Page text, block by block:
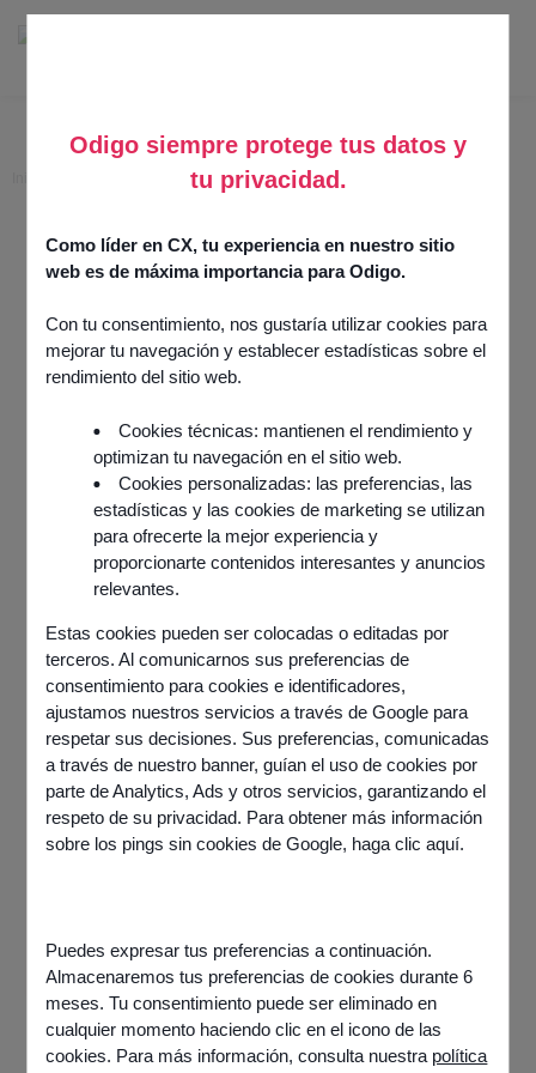
Odigo siempre protege tus datos y
tu privacidad.
Como líder en CX, tu experiencia en nuestro sitio
web es de máxima importancia para Odigo.
Con tu consentimiento, nos gustaría utilizar cookies para
mejorar tu navegación y establecer estadísticas sobre el
rendimiento del sitio web.
Cookies técnicas: mantienen el rendimiento y
optimizan tu navegación en el sitio web.
Cookies personalizadas: las preferencias, las
estadísticas y las cookies de marketing se utilizan
para ofrecerte la mejor experiencia y
proporcionarte contenidos interesantes y anuncios
relevantes.
Estas cookies pueden ser colocadas o editadas por
terceros. Al comunicarnos sus preferencias de
consentimiento para cookies e identificadores,
ajustamos nuestros servicios a través de Google para
respetar sus decisiones. Sus preferencias, comunicadas
a través de nuestro banner, guían el uso de cookies por
parte de Analytics, Ads y otros servicios, garantizando el
respeto de su privacidad. Para obtener más información
sobre los pings sin cookies de Google, haga clic aquí.
Puedes expresar tus preferencias a continuación.
Almacenaremos tus preferencias de cookies durante 6
meses. Tu consentimiento puede ser eliminado en
cualquier momento haciendo clic en el icono de las
cookies. Para más información, consulta nuestra política
Allomedia speech recognition
Allomedia speech
recognition
20 mayo 2025AI & Analytics
Integración por
Información